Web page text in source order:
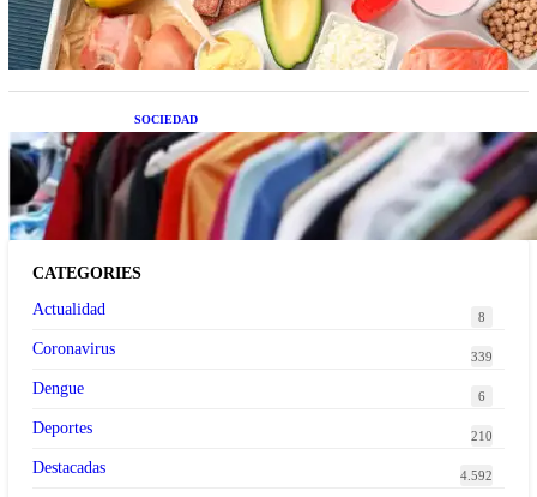
SOCIEDAD
Las grandes marcas globales se suman a la
tendencia de la ropa de segunda mano premium
CATEGORIES
Actualidad
8
Coronavirus 339
Dengue 6
Deportes 210
Destacadas 4.592